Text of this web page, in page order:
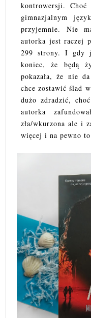
kontrowersji. Choć
gimnazjalnym
przyjemnie. Nie
autorka jest raczej
299 strony. I gdy
koniec, że będą
pokazała, że nie
chce zostawić ślad
dużo zdradzić,
autorka
zła/wkurzona ale i
więcej i na pewno